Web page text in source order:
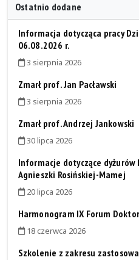
Ostatnio dodane
Informacja dotycząca pracy
06.08.2026 r.
3 sierpnia 2026
Zmarł prof. Jan Pacławski
3 sierpnia 2026
Zmarł prof. Andrzej Jankowski
30 lipca 2026
Informacje dotyczące
Agnieszki Rosińskiej-Mamej
20 lipca 2026
Harmonogram IX Forum
18 czerwca 2026
Szkolenie z zakresu